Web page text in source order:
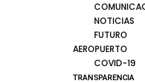
NOTICIAS
FUTURO
AEROPUERTO
COVID-19
TRANSPARENCIA